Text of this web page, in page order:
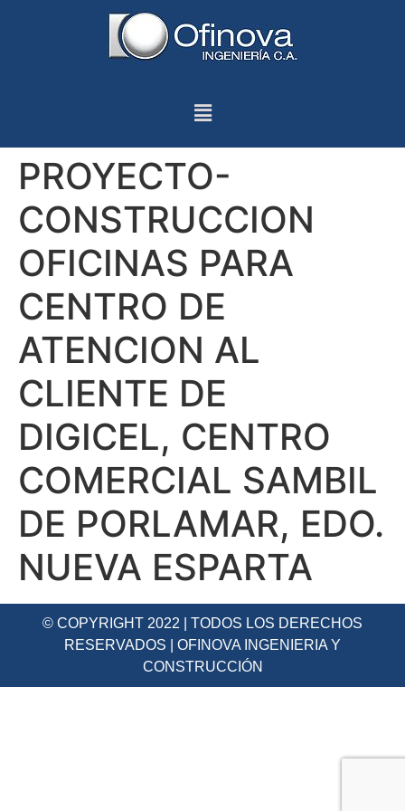
PROYECTO-
CONSTRUCCION
OFICINAS PARA
CENTRO DE
ATENCION AL
CLIENTE DE
DIGICEL, CENTRO
COMERCIAL SAMBIL
DE PORLAMAR, EDO.
NUEVA ESPARTA
© COPYRIGHT 2022 | TODOS LOS DERECHOS
RESERVADOS | OFINOVA INGENIERIA Y
CONSTRUCCIÓN